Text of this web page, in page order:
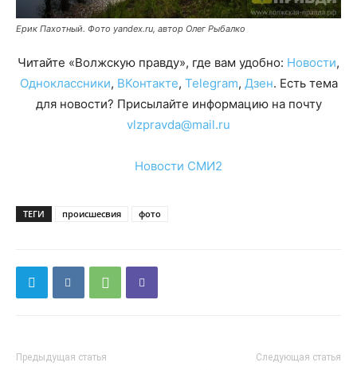
Ерик Пахотный. Фото yandex.ru, автор Олег Рыбалко
Читайте «Волжскую правду», где вам удобно: Новости,
Одноклассники, ВКонтакте, Telegram, Дзен. Есть тема
для новости? Присылайте информацию на почту
vlzpravda@mail.ru
Новости СМИ2
ТЕГИ происшесвия фото
Предыдущая статья Следующая статья